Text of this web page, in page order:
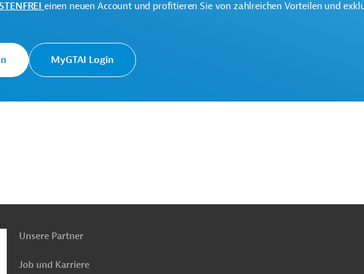
das Brüsseler Büro von Germany Trade & Invest unter bruessel@gtai.de
übergreifend
einen neuen Account und profitieren Sie von zahlreichen Vorteilen und
MyGTAI Login
oben
Unsere Partner
Job und Karriere